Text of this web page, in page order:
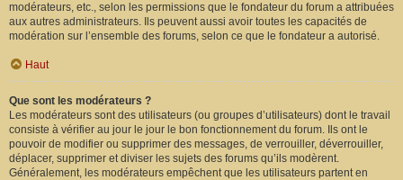
modérateurs, etc., selon les permissions que le fondateur du forum a attribuées
aux autres administrateurs. Ils peuvent aussi avoir toutes les capacités de
modération sur l’ensemble des forums, selon ce que le fondateur a autorisé.
Haut
Que sont les modérateurs ?
Les modérateurs sont des utilisateurs (ou groupes d’utilisateurs) dont le travail
consiste à vérifier au jour le jour le bon fonctionnement du forum. Ils ont le
pouvoir de modifier ou supprimer des messages, de verrouiller, déverrouiller,
déplacer, supprimer et diviser les sujets des forums qu’ils modèrent.
Généralement, les modérateurs empêchent que les utilisateurs partent en